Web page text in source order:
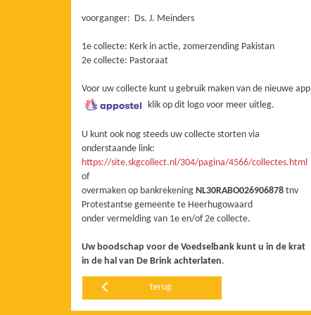
voorganger: Ds. J. Meinders
1e collecte: Kerk in actie, zomerzending Pakistan
2e collecte: Pastoraat
Voor uw collecte kunt u gebruik maken van de nieuwe app
klik op dit logo voor meer uitleg.
U kunt ook nog steeds uw collecte storten via
onderstaande link:
https://site.skgcollect.nl/304/pagina/4566/collectes.html
of
overmaken op bankrekening NL30RABO026906878 tnv
Protestantse gemeente te Heerhugowaard
onder vermelding van 1e en/of 2e collecte.
Uw boodschap voor de Voedselbank kunt u in de krat
in de hal van De Brink achterlaten.
terug